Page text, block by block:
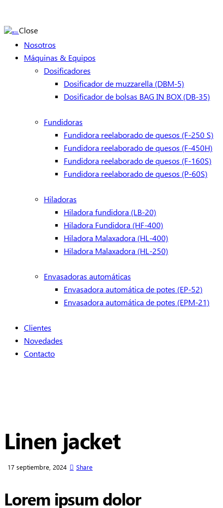
Close
Nosotros
Máquinas & Equipos
Dosificadores
Dosificador de muzzarella (DBM-5)
Dosificador de bolsas BAG IN BOX (DB-35)
Fundidoras
Fundidora reelaborado de quesos (F-250 S)
Fundidora reelaborado de quesos (F-450H)
Fundidora reelaborado de quesos (F-160S)
Fundidora reelaborado de quesos (P-60S)
Hiladoras
Hiladora fundidora (LB-20)
Hiladora Fundidora (HF-400)
Hiladora Malaxadora (HL-400)
Hiladora Malaxadora (HL-250)
Envasadoras automáticas
Envasadora automática de potes (EP-52)
Envasadora automática de potes (EPM-21)
Clientes
Novedades
Contacto
Linen jacket
17 septiembre, 2024 Share
Lorem ipsum dolor